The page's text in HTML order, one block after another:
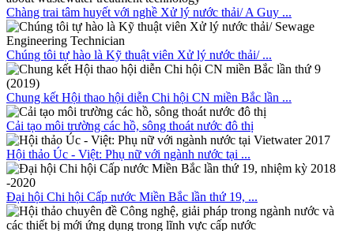
Chàng trai tâm huyết với nghề Xử lý nước thải/ A Guy ...
Chúng tôi tự hào là Kỹ thuật viên Xử lý nước thải/ ...
Chung kết Hội thao hội diễn Chi hội CN miền Bắc lần ...
Cải tạo môi trường các hồ, sông thoát nước đô thị
Hội thảo Úc - Việt: Phụ nữ với ngành nước tại ...
Đại hội Chi hội Cấp nước Miền Bắc lần thứ 19, ...